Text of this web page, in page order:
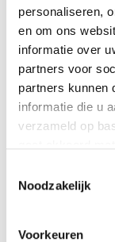
personaliseren,
en om ons
informatie over
partners voor
partners kunnen
informatie die u
verzameld op
Noodzakelijk
Voorkeuren
17 mei
Drie
van 2021:
Download